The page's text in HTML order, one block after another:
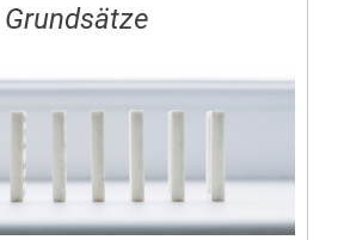
Grundsätze